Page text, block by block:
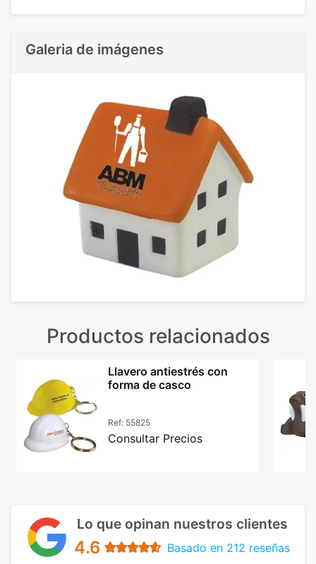
Galeria de imágenes
Productos relacionados
Llavero antiestrés con
forma de casco
Ref: 55825
Consultar Precios
Lo que opinan nuestros clientes
4.6 Basado en 212 reseñas